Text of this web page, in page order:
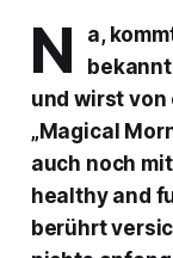
N
a,
und wirst von
„Magical
auch noch
healthy and
berührt